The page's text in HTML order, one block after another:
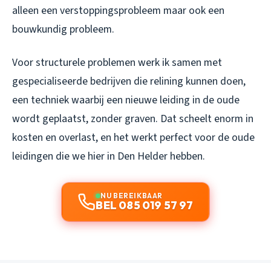
alleen een verstoppingsprobleem maar ook een
bouwkundig probleem.
Voor structurele problemen werk ik samen met
gespecialiseerde bedrijven die relining kunnen doen,
een techniek waarbij een nieuwe leiding in de oude
wordt geplaatst, zonder graven. Dat scheelt enorm in
kosten en overlast, en het werkt perfect voor de oude
leidingen die we hier in Den Helder hebben.
NU BEREIKBAAR
BEL 085 019 57 97